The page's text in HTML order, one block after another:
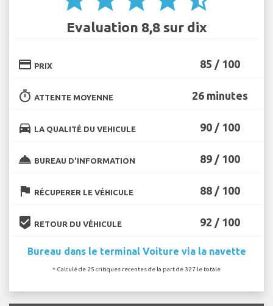
Evaluation 8,8 sur dix
credit_card PRIX 85 / 100
timer ATTENTE MOYENNE 26 minutes
directions_car LA QUALITÉ DU VEHICULE 90 / 100
room_service BUREAU D'INFORMATION 89 / 100
flag RÉCUPERER LE VÉHICULE 88 / 100
beenhere RETOUR DU VÉHICULE 92 / 100
Bureau dans le terminal Voiture via la navette
* Calculé de 25 critiques recentes de la part de 327 le totale